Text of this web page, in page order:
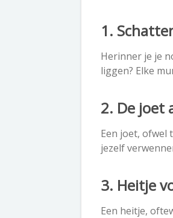
1.
Herinner je je
liggen? Elke
2. De joet
Een joet, ofwel
jezelf
3. Heitje
Een heitje,